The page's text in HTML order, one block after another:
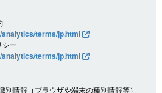
analytics/terms/jp.html
シー
analytics/terms/jp.html
別情報（ブラウザや端末の種別情報等）